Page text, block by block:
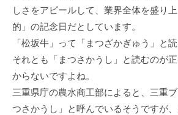
しさをアピールして、業界全体を盛り
的」の記念日だとしています。
「松坂牛」って「まつざかぎゅう」と
それとも「まつさかうし」と読むのが
からないですよね。
三重県庁の農水商工部によると、三重
つさかうし」と呼んでいるそうですが